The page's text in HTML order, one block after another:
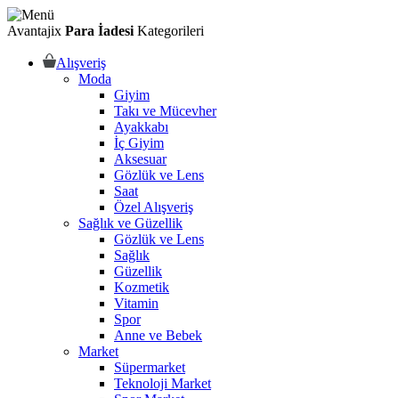
Avantajix Para İadesi Kategorileri
Alışveriş
Moda
Giyim
Takı ve Mücevher
Ayakkabı
İç Giyim
Aksesuar
Gözlük ve Lens
Saat
Özel Alışveriş
Sağlık ve Güzellik
Gözlük ve Lens
Sağlık
Güzellik
Kozmetik
Vitamin
Spor
Anne ve Bebek
Market
Süpermarket
Teknoloji Market